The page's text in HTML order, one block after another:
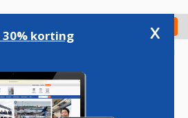
Check in
korting x